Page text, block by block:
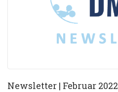
Newsletter | Februar 2022